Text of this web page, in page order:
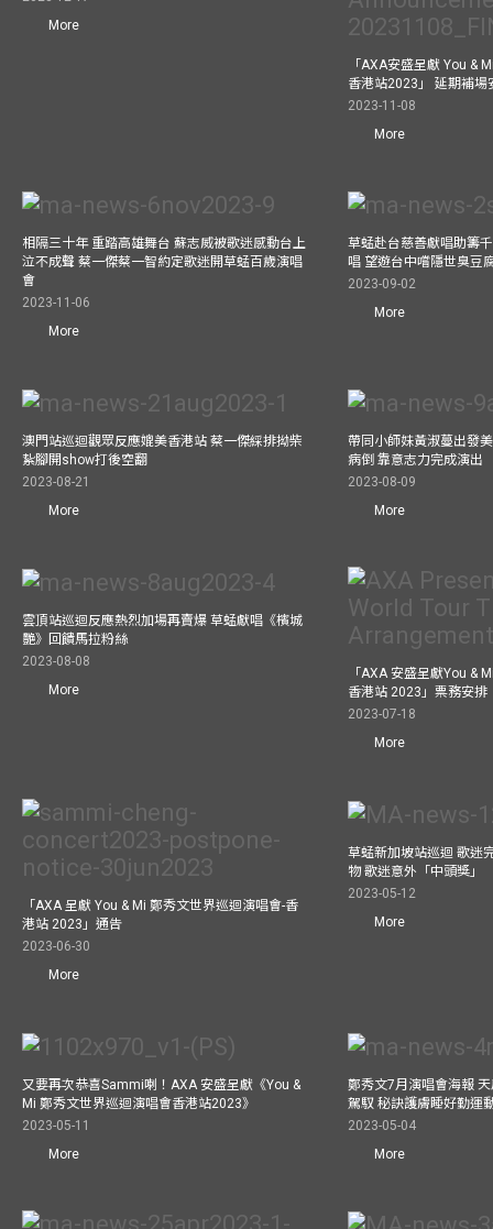
More
「AXA安盛呈獻 You &
香港站2023」 延期補場
2023-11-08
More
相隔三十年 重踏高雄舞台 蘇志威被歌迷感動台上
泣不成聲 蔡一傑蔡一智約定歌迷開草蜢百歲演唱
會
2023-11-06
More
草蜢赴台慈善獻唱助籌
唱 望遊台中嚐隱世臭豆
2023-09-02
More
澳門站巡迴觀眾反應媲美香港站 蔡一傑綵排拗柴
紥腳開show打後空翻
2023-08-21
More
帶同小師妹黃淑蔓出發
病倒 靠意志力完成演出
2023-08-09
More
雲頂站巡迴反應熱烈加場再賣爆 草蜢獻唱《檳城
艷》回饋馬拉粉絲
2023-08-08
More
「AXA 安盛呈獻You &
香港站 2023」票務安排
2023-07-18
More
「AXA 呈獻 You & Mi 鄭秀文世界巡迴演唱會-香
港站 2023」通告
2023-06-30
More
草蜢新加坡站巡迴 歌迷
物 歌迷意外「中頭獎」
2023-05-12
More
又要再次恭喜Sammi喇！AXA 安盛呈獻《You &
Mi 鄭秀文世界巡迴演唱會香港站2023》
2023-05-11
More
鄭秀文7月演唱會海報
駕馭 秘訣護膚睡好勤運
2023-05-04
More